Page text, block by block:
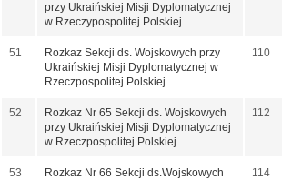
przy Ukraińskiej Misji Dyplomatycznej
w Rzeczypospolitej Polskiej
51
Rozkaz Sekcji ds. Wojskowych przy
Ukraińskiej Misji Dyplomatycznej w
Rzeczpospolitej Polskiej
110
52
Rozkaz Nr 65 Sekcji ds. Wojskowych
przy Ukraińskiej Misji Dyplomatycznej
w Rzeczpospolitej Polskiej
112
53
Rozkaz Nr 66 Sekcji ds.Wojskowych
114